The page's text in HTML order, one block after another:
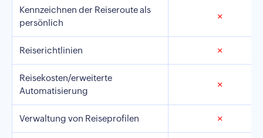
Kennzeichnen der Reiseroute als
persönlich
✗
Reiserichtlinien ✗
Reisekosten/erweiterte
Automatisierung
✗
Verwaltung von Reiseprofilen ✗